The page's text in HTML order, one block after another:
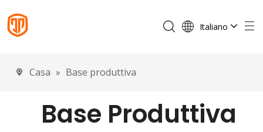
Italiano
Deutsch
Casa » Base produttiva
Base Produttiva